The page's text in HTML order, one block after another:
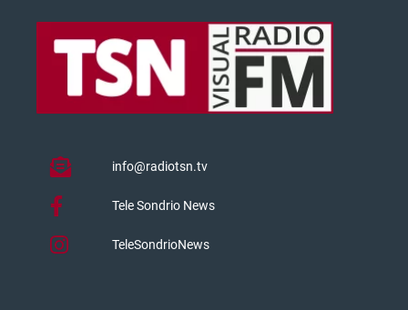
info@radiotsn.tv
Tele Sondrio News
TeleSondrioNews